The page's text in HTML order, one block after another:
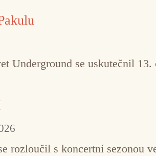
Underground se uskutečnil 13.
rozloučil s koncertní sezonou